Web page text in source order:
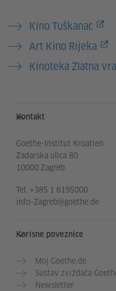
Kino Tuškanac
Art Kino Rijeka
Kinoteka Zlatna
Service- und
Kontakt
Goethe-Institut Kroatien
Zadarska ulica 80
10000 Zagreb
Tel. +385 1 6195000
info-Zagreb@goethe.de
Korisne poveznice
Moj Goethe.de
Sustav zviždača
Newsletter